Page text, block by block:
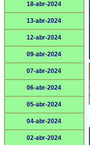
18-abr-2024
13-abr-2024
12-abr-2024
09-abr-2024
07-abr-2024
06-abr-2024
05-abr-2024
04-abr-2024
02-abr-2024